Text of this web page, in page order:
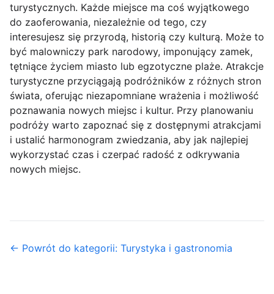
turystycznych. Każde miejsce ma coś wyjątkowego
do zaoferowania, niezależnie od tego, czy
interesujesz się przyrodą, historią czy kulturą. Może to
być malowniczy park narodowy, imponujący zamek,
tętniące życiem miasto lub egzotyczne plaże. Atrakcje
turystyczne przyciągają podróżników z różnych stron
świata, oferując niezapomniane wrażenia i możliwość
poznawania nowych miejsc i kultur. Przy planowaniu
podróży warto zapoznać się z dostępnymi atrakcjami
i ustalić harmonogram zwiedzania, aby jak najlepiej
wykorzystać czas i czerpać radość z odkrywania
nowych miejsc.
← Powrót do kategorii: Turystyka i gastronomia